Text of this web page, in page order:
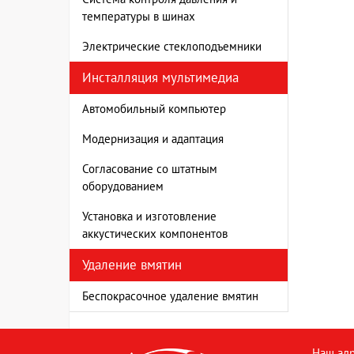
температуры в шинах
Электрические стеклоподъемники
Инсталляция мультимедиа
Автомобильный компьютер
Модернизация и адаптация
Согласование со штатным
оборудованием
Установка и изготовление
аккустических компонентов
Удаление вмятин
Беспокрасочное удаление вмятин